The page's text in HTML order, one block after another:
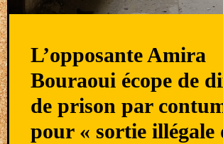
L’opposante Amira
Bouraoui écope de
de prison par
pour « sortie illégale